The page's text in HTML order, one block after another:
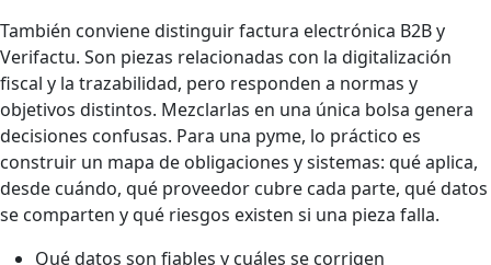
También conviene distinguir factura electrónica B2B y
Verifactu. Son piezas relacionadas con la digitalización
fiscal y la trazabilidad, pero responden a normas y
objetivos distintos. Mezclarlas en una única bolsa genera
decisiones confusas. Para una pyme, lo práctico es
construir un mapa de obligaciones y sistemas: qué aplica,
desde cuándo, qué proveedor cubre cada parte, qué datos
se comparten y qué riesgos existen si una pieza falla.
Qué datos son fiables y cuáles se corrigen